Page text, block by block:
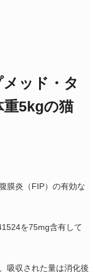
ッド・タ
重5kgの猫
膜炎（FIP）の有効な
を75mg含有して
吸収された量は消化後